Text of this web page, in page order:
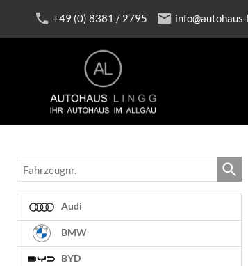
+49 (0) 8381 / 2795
Fahrzeugnr.
Audi
BMW
BYD